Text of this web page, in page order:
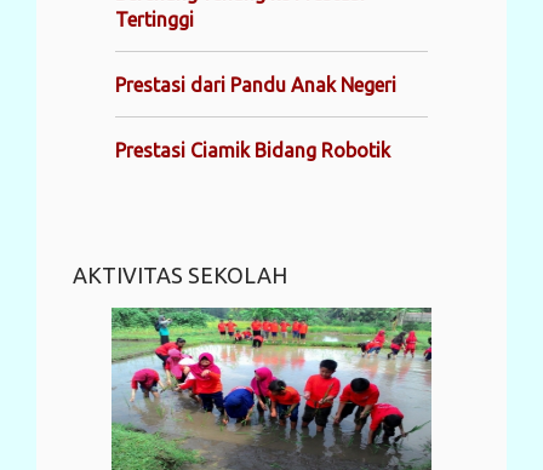
Tertinggi
Prestasi dari Pandu Anak Negeri
Prestasi Ciamik Bidang Robotik
AKTIVITAS SEKOLAH